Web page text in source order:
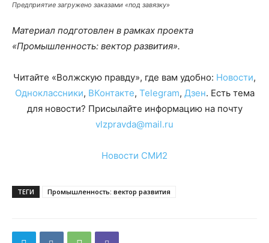
Предприятие загружено заказами «под завязку»
Материал подготовлен в рамках проекта
«Промышленность: вектор развития».
Читайте «Волжскую правду», где вам удобно: Новости,
Одноклассники, ВКонтакте, Telegram, Дзен. Есть тема
для новости? Присылайте информацию на почту
vlzpravda@mail.ru
Новости СМИ2
ТЕГИ Промышленность: вектор развития